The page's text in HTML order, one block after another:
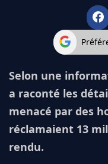
Selon une
a raconté les
menacé par des
réclamaient 13
rendu.